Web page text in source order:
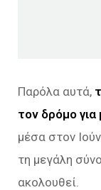
Παρόλα αυτά,
τον δρόμο για
μέσα στον
τη μεγάλη
ακολουθεί.